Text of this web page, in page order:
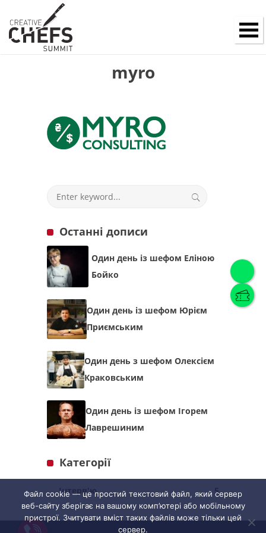
Українська(Українська)
Українська
myro
Останні дописи
Один день із шефом Еліною
Бойко
Один день із шефом Юрієм
Приємським
Один день з шефом Олексієм
Краковським
Один день із шефом Ігорем
Лаврешиним
Категорії
Інтерв'ю 5
Файл cookie — це простий текстовий файл, який сервер
веб-сайту зберігає на вашому комп’ютері або мобільному
пристрої. Зчитувати вміст таких файлів може тільки цей
сервер.